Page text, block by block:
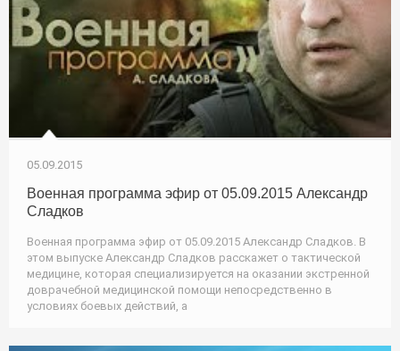
05.09.2015
Военная программа эфир от 05.09.2015 Александр
Сладков
Военная программа эфир от 05.09.2015 Александр Сладков. В
этом выпуске Александр Сладков расскажет о тактической
медицине, которая специализируется на оказании экстренной
доврачебной медицинской помощи непосредственно в
условиях боевых действий, а